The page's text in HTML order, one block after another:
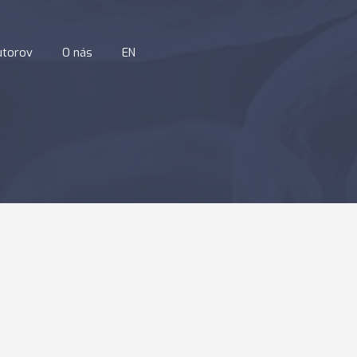
O nás EN